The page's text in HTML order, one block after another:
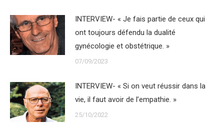
INTERVIEW- « Je fais partie de ceux qui
ont toujours défendu la dualité
gynécologie et obstétrique. »
07/09/2023
INTERVIEW- « Si on veut réussir dans la
vie, il faut avoir de l’empathie. »
25/10/2022